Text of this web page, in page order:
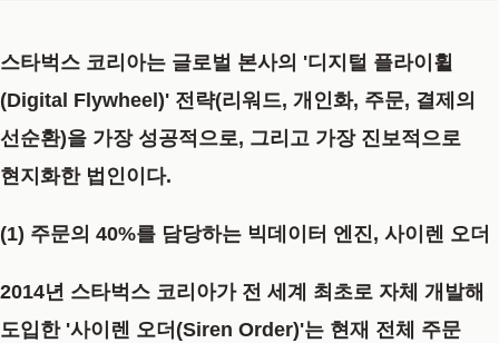
스타벅스 코리아는 글로벌 본사의 '디지털 플라이휠
(Digital Flywheel)' 전략(리워드, 개인화, 주문, 결제의
선순환)을 가장 성공적으로, 그리고 가장 진보적으로
현지화한 법인이다.
(1) 주문의 40%를 담당하는 빅데이터 엔진, 사이렌 오더
2014년 스타벅스 코리아가 전 세계 최초로 자체 개발해
도입한 '사이렌 오더(Siren Order)'는 현재 전체 주문